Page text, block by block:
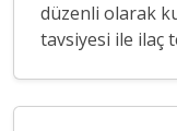
düzenli olarak
tavsiyesi ile ilaç